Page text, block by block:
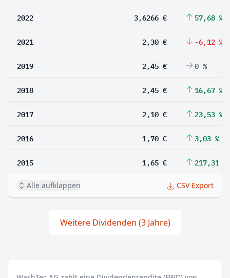
2022 3,6266 € 57,68 %
2021 2,30 € -6,12 %
2019 2,45 € 0 %
2018 2,45 € 16,67 %
2017 2,10 € 23,53 %
2016 1,70 € 3,03 %
2015 1,65 € 217,31 %
Alle aufklappen CSV Export
Weitere Dividenden (3 Jahre)